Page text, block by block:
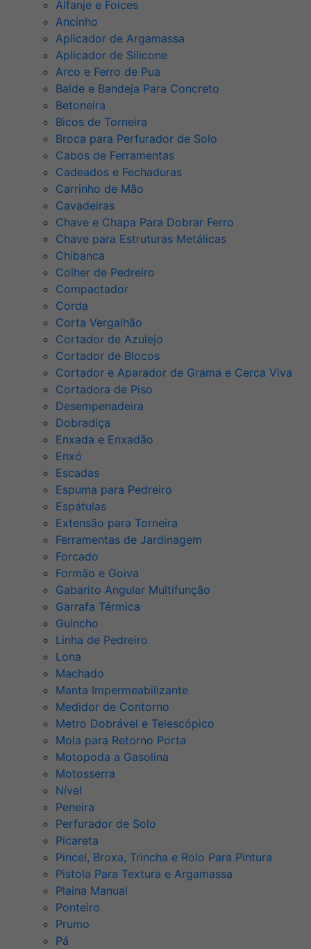
Alfanje e Foices
Ancinho
Aplicador de Argamassa
Aplicador de Silicone
Arco e Ferro de Pua
Balde e Bandeja Para Concreto
Betoneira
Bicos de Torneira
Broca para Perfurador de Solo
Cabos de Ferramentas
Cadeados e Fechaduras
Carrinho de Mão
Cavadeiras
Chave e Chapa Para Dobrar Ferro
Chave para Estruturas Metálicas
Chibanca
Colher de Pedreiro
Compactador
Corda
Corta Vergalhão
Cortador de Azulejo
Cortador de Blocos
Cortador e Aparador de Grama e Cerca Viva
Cortadora de Piso
Desempenadeira
Dobradiça
Enxada e Enxadão
Enxó
Escadas
Espuma para Pedreiro
Espátulas
Extensão para Torneira
Ferramentas de Jardinagem
Forcado
Formão e Goiva
Gabarito Angular Multifunção
Garrafa Térmica
Guincho
Linha de Pedreiro
Lona
Machado
Manta Impermeabilizante
Medidor de Contorno
Metro Dobrável e Telescópico
Mola para Retorno Porta
Motopoda a Gasolina
Motosserra
Nível
Peneira
Perfurador de Solo
Picareta
Pincel, Broxa, Trincha e Rolo Para Pintura
Pistola Para Textura e Argamassa
Plaina Manual
Ponteiro
Prumo
Pá